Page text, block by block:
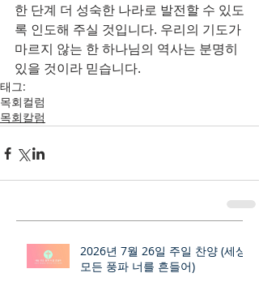
한 단계 더 성숙한 나라로 발전할 수 있도
록 인도해 주실 것입니다. 우리의 기도가
마르지 않는 한 하나님의 역사는 분명히
있을 것이라 믿습니다.
태그:
목회컬럼
목회칼럼
2026년 7월 26일 주일 찬양 (세상
모든 풍파 너를 흔들어)